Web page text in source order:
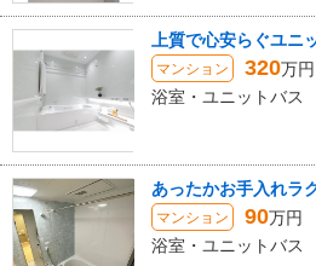
上質で心安らぐユニ
マンション 320万円
浴室・ユニットバス
あったかお手入れラ
マンション 90万円
浴室・ユニットバス